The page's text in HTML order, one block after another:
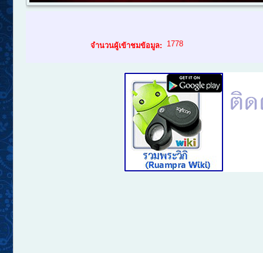
จำนวนผู้เข้าชมข้อมูล: 1778